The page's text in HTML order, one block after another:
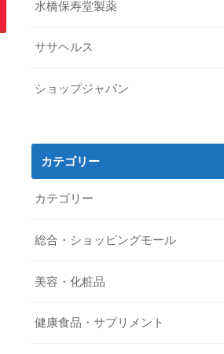
水橋保寿堂製薬
ササヘルス
ショップジャパン
カテゴリー
カテゴリー
総合・ショッピングモール
美容・化粧品
健康食品・サプリメント